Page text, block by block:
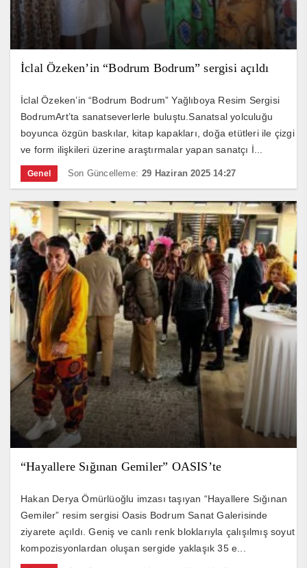
İclal Özeken’in “Bodrum Bodrum” sergisi açıldı
İclal Özeken’in “Bodrum Bodrum” Yağlıboya Resim Sergisi
BodrumArt’ta sanatseverlerle buluştu.Sanatsal yolculuğu
boyunca özgün baskılar, kitap kapakları, doğa etütleri ile çizgi
ve form ilişkileri üzerine araştırmalar yapan sanatçı İ...
Genel Son Güncelleme: 29 Haziran 2025 14:27
“Hayallere Sığınan Gemiler” OASIS’te
Hakan Derya Ömürlüoğlu imzası taşıyan “Hayallere Sığınan
Gemiler” resim sergisi Oasis Bodrum Sanat Galerisinde
ziyarete açıldı. Geniş ve canlı renk bloklarıyla çalışılmış soyut
kompozisyonlardan oluşan sergide yaklaşık 35 e...